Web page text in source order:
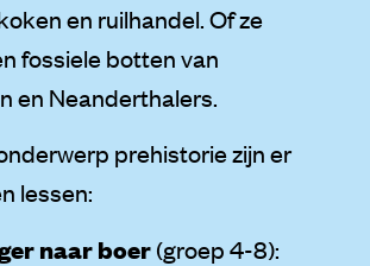
en ruilhandel. Of ze
fossiele botten van
en Neanderthalers.
prehistorie zijn er
lessen:
naar boer(groep 4-8):